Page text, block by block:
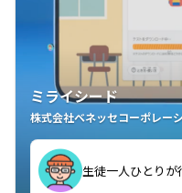
ミライシード
株式会社ベネッセコーポレー
生徒一人ひとり
教室中の児童生徒
ことが楽しい」を